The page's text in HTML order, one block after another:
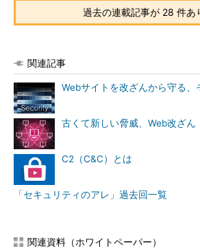
過去の連載記事が 28 件あ
関連記事
Webサイトを改ざんから守る、
古くて新しい脅威、Web改ざん
C2（C&C）とは
「セキュリティのアレ」過去回一覧
関連資料（ホワイトペーパー）